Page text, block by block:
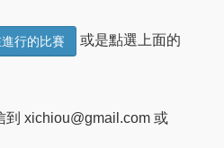
行的比賽 或是點選上面的
xichiou@gmail.com 或